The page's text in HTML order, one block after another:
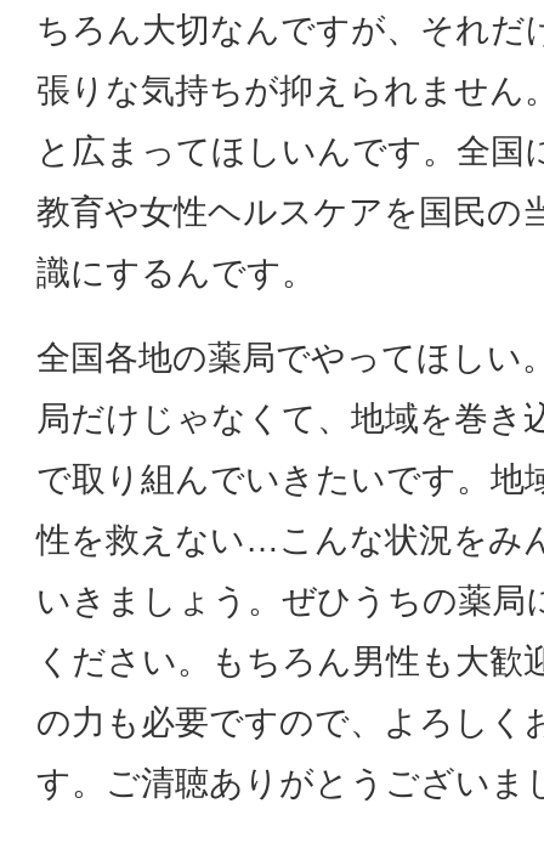
ちろん大切なんですが、それだ
張りな気持ちが抑えられません
と広まってほしいんです。全国
教育や女性ヘルスケアを国民の
識にするんです。
全国各地の薬局でやってほしい
局だけじゃなくて、地域を巻き
で取り組んでいきたいです。地
性を救えない…こんな状況をみ
いきましょう。ぜひうちの薬局
ください。もちろん男性も大歓
の力も必要ですので、よろしく
す。ご清聴ありがとうございま